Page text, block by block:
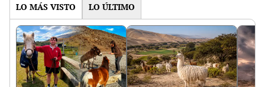
LO MÁS VISTO LO ÚLTIMO